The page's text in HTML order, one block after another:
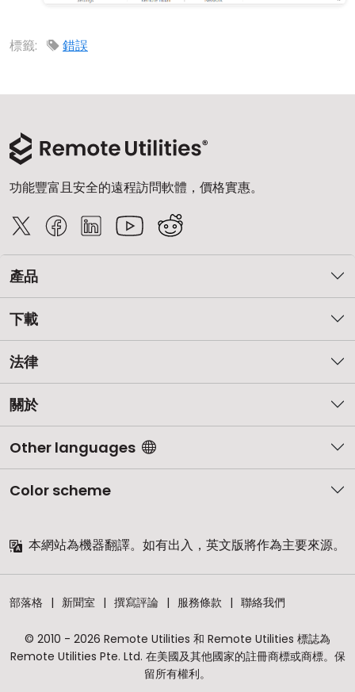
標籤: 錯誤
功能豐富且安全的遠程訪問軟體，價格實惠。
產品
下載
法律
關於
Other languages
Color scheme
本網站為機器翻譯。如有出入，英文版將作為主要來源。
部落格 新聞室 撰寫評論 服務條款 聯絡我們
© 2010 - 2026 Remote Utilities 和 Remote Utilities 標誌為
Remote Utilities Pte. Ltd. 在美國及其他國家的註冊商標或商標。保
留所有權利。